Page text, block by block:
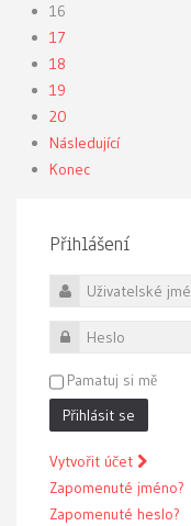
16
17
18
19
20
Následující
Konec
Přihlášení
Uživatelské jméno
Heslo
Pamatuj si mě
Přihlásit se
Vytvořit účet
Zapomenuté jméno?
Zapomenuté heslo?